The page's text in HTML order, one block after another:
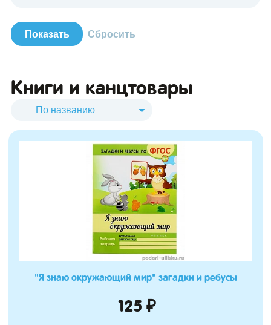
Книги и канцтовары
"Я знаю окружающий мир" загадки и ребусы
125 ₽